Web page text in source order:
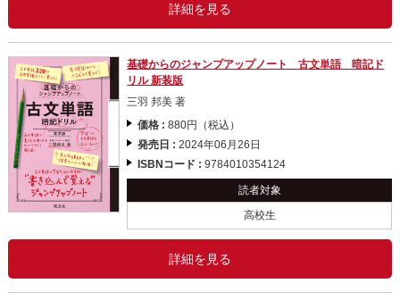
詳細を見る
基礎からのジャンプアップノート 古文単語 暗記ド
リル 新装版
三羽 邦美 著
価格 :880円（税込）
発売日 :2024年06月26日
ISBNコード :9784010354124
読者対象
高校生
詳細を見る